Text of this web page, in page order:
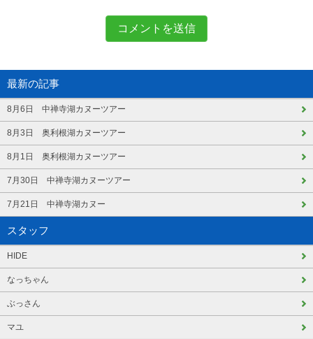
最新の記事
8月6日 中禅寺湖カヌーツアー
8月3日 奥利根湖カヌーツアー
8月1日 奥利根湖カヌーツアー
7月30日 中禅寺湖カヌーツアー
7月21日 中禅寺湖カヌー
スタッフ
HIDE
なっちゃん
ぶっさん
マユ